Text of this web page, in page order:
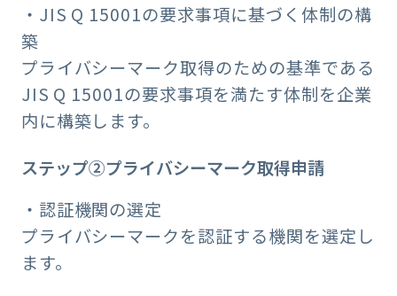
・JIS Q 15001の要求事項に基づく体制の構
築
プライバシーマーク取得のための基準である
JIS Q 15001の要求事項を満たす体制を企業
内に構築します。
ステップ②プライバシーマーク取得申請
・認証機関の選定
プライバシーマークを認証する機関を選定し
ます。